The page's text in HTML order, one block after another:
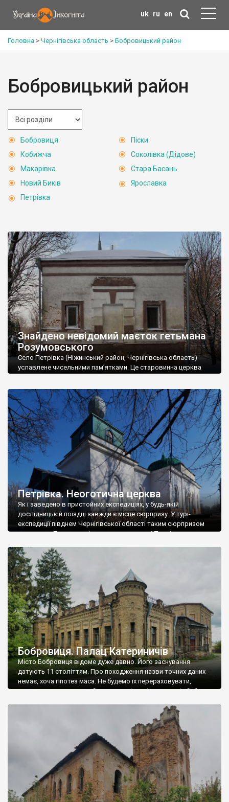
uk ru en
Головна > Чернігівська область > Бобровицький район
Бобровицький район
Бобровиця
Кобижча
Макарівка
Новий Биків
Петрівка
Піски
Соколівка (Дідове)
Стара Басань
Ярославка
Знайдено невідомий маєток гетьмана
Розумовського
Село Петрівка (Ніжинський район, Чернігівська область)
уславлене чисельними пам’ятками. Це старовинна церква
Загадкова кам’яниця Експедиція «Україна Інкогніта», виявила
тут ще одну цікаву і загадкову пам’ятку – кам’яницю XVIII ст.
Такі кам’яниці в глибинці річ рідкісна, але як вдалося
з’ясувати, […]
Петрівка. Неоготична церква
Як і заведено в пристойних експедиціях, у будь-якій
дослідницькій поїздці завжди є місце сюрпризу. У турі-
експедиції півднем Чернігівської області таким сюрпризом
виявилася Петропавлівська церква в селі Петрівка
в Сновському районі Чернігівщини теж є село Петрівка з
цікавим архітектурним об’єктом). Село це, треба сказати,
лежить на лівому березі […]
Бобровиця. Палац Катериничів
Місто Бобровиця відоме дуже давно. Його заснування
датують 11 століттям. Про походження назви точних даних
немає, хоча гіпотез маса. Не будемо їх перераховувати,
зазначимо лише те, що багато дослідників кажуть, із бобрами
адже в Княжу добу містечко називалося Оброва, а назва
Бобровиця впеше зустрічається в письмових […]